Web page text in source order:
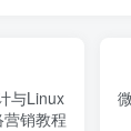
与Linux
销教程